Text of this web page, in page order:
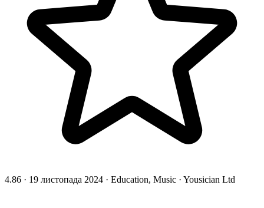
4.86 · 19 листопада 2024 · Education, Music · Yousician Ltd